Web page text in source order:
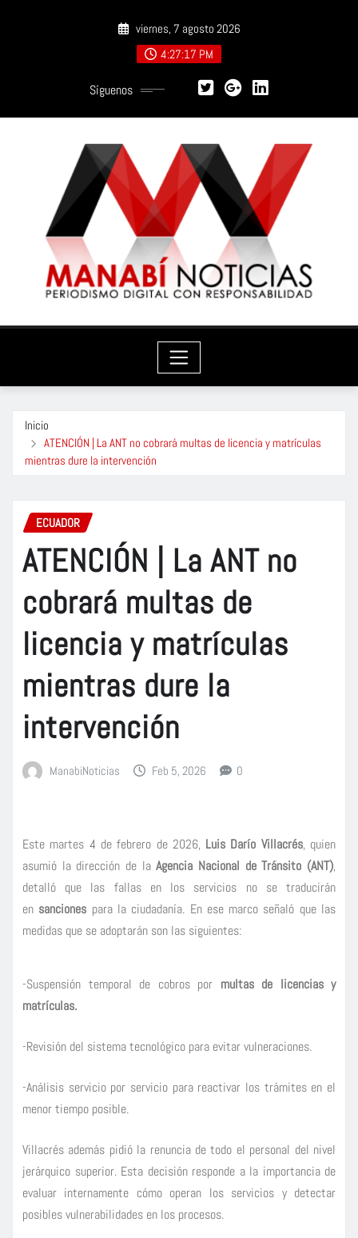
viernes, 7 agosto 2026
4:27:18 PM
Síguenos
Inicio
ATENCIÓN | La ANT no cobrará multas de licencia y matrículas
mientras dure la intervención
ECUADOR
ATENCIÓN | La ANT no
cobrará multas de
licencia y matrículas
mientras dure la
intervención
ManabiNoticias Feb 5, 2026 0
Este martes 4 de febrero de 2026, Luis Darío Villacrés, quien
asumió la dirección de laAgencia Nacional de Tránsito (ANT),
detalló que las fallas en los servicios no se traducirán
en sanciones para la ciudadanía. En ese marco señaló que las
medidas que se adoptarán son las siguientes:
-Suspensión temporal de cobros por multas de licencias y
matrículas.
-Revisión del sistema tecnológico para evitar vulneraciones.
-Análisis servicio por servicio para reactivar los trámites en el
menor tiempo posible.
Villacrés además pidió la renuncia de todo el personal del nivel
jerárquico superior. Esta decisión responde a la importancia de
evaluar internamente cómo operan los servicios y detectar
posibles vulnerabilidades en los procesos.